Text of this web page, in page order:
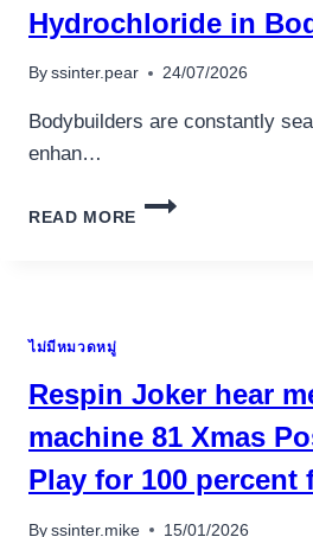
HOT
ON-
Hydrochloride in
By ssinter.pear 24/07/2026
Bodybuilders are constantly
enhan…
READ MORE
THE
ไม่มีหมวดหมู่
Respin Joker hear
machine 81 Xmas
Play for 100 percent
By ssinter.mike 15/01/2026